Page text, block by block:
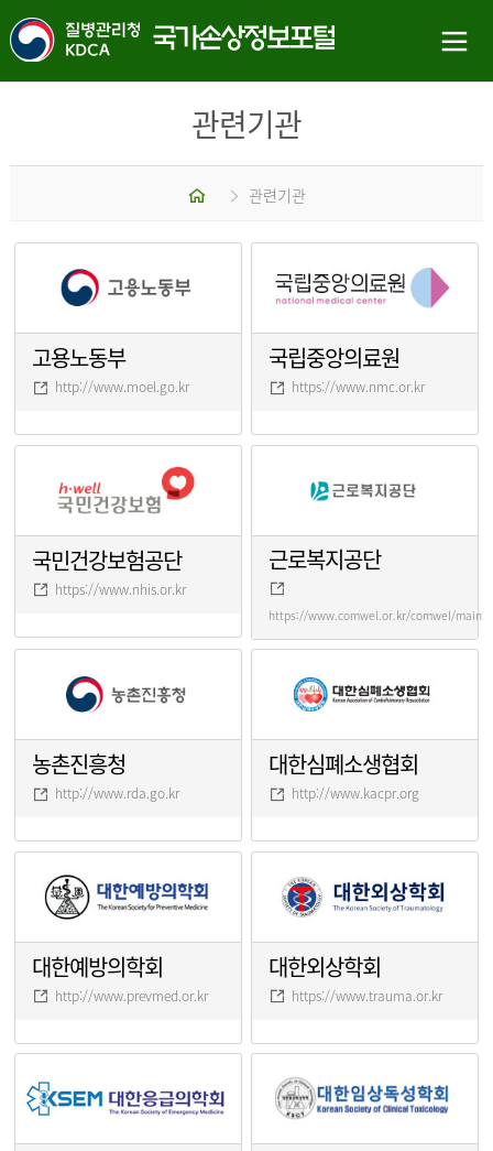
관련기관
홈 관련기관
고용노동부
http://www.moel.go.kr
국립중앙의료원
https://www.nmc.or.kr
국민건강보험공단
https://www.nhis.or.kr
근로복지공단
https://www.comwel.or.kr/comwel/
농촌진흥청
http://www.rda.go.kr
대한심폐소생협회
http://www.kacpr.org
대한예방의학회
http://www.prevmed.or.kr
대한외상학회
https://www.trauma.or.kr